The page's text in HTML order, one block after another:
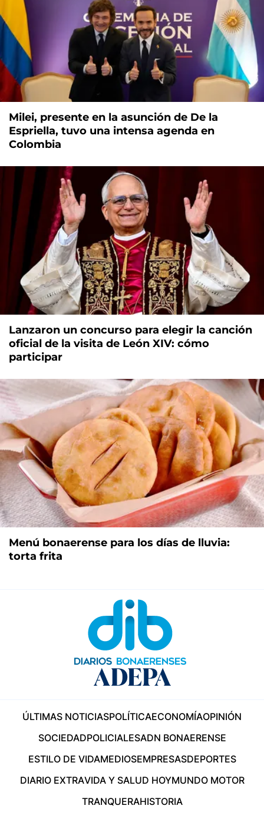
Milei, presente en la asunción de De la
Espriella, tuvo una intensa agenda en
Colombia
Lanzaron un concurso para elegir la canción
oficial de la visita de León XIV: cómo
participar
Menú bonaerense para los días de lluvia:
torta frita
ÚLTIMAS NOTICIASPOLÍTICAECONOMÍAOPINIÓN
SOCIEDADPOLICIALESADN BONAERENSE
ESTILO DE VIDAMEDIOSEMPRESASDEPORTES
DIARIO EXTRAVIDA Y SALUD HOYMUNDO MOTOR
TRANQUERAHISTORIA